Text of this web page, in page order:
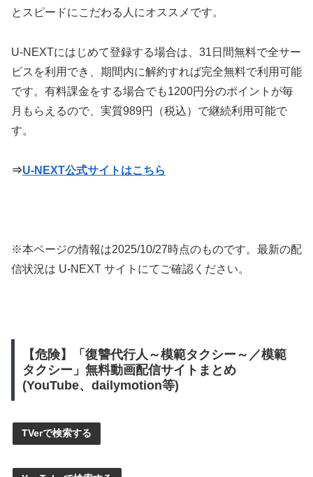
とスピードにこだわる人にオススメです。
U-NEXTにはじめて登録する場合は、31日間無料で全サー
ビスを利用でき、期間内に解約すれば完全無料で利用可能
です。有料課金をする場合でも1200円分のポイントが毎
月もらえるので、実質989円（税込）で継続利用可能で
す。
⇒U-NEXT公式サイトはこちら
※本ページの情報は2025/10/27時点のものです。最新の配
信状況は U-NEXT サイトにてご確認ください。
【危険】「復讐代行人～模範タクシー～／模範
タクシー」無料動画配信サイトまとめ
(YouTube、dailymotion等)
TVerで検索する